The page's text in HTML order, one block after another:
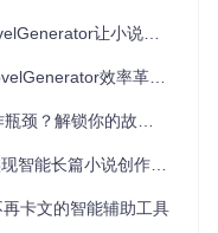
创意与稳定性，设置
下文关联精度。这些参
极简流程
让小说创作不再卡壳
革命，让长篇创作不再卡壳
锁你的故事创作潜能
小说创作？完整实践指南
卡文的智能辅助工具